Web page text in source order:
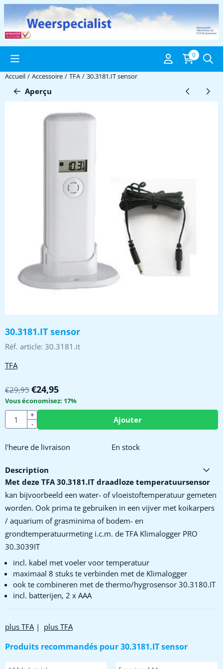
Préférences de cookies disponibles. Choisissez les paramètres
0
Accueil / Accessoire / TFA / 30.3181.IT sensor
Aperçu
30.3181.IT sensor
Réf. article: 30.3181.it
TFA
€29,95 €24,95
Vous économisez: 17%
Quantité
+
-
Ajouter
l'heure de livraison En stock
Description
Met deze TFA 30.3181.IT draadloze temperatuursensor
kan bijvoorbeeld een water- of vloeistoftemperatuur gemeten
worden. Ook prima te gebruiken in een vijver met koikarpers
/ aquarium of grasminima of bodem- en
grondtemperatuurmeting i.c.m. de TFA Klimalogger PRO
30.3039IT
incl. kabel met voeler voor temperatuur
maximaal 8 stuks te verbinden met de Klimalogger
ook te combineren met de thermo/hygrosensor 30.3180.IT
incl. batterijen, 2 x AAA
plus TFA | plus TFA
Produits recommandés pour30.3181.IT sensor